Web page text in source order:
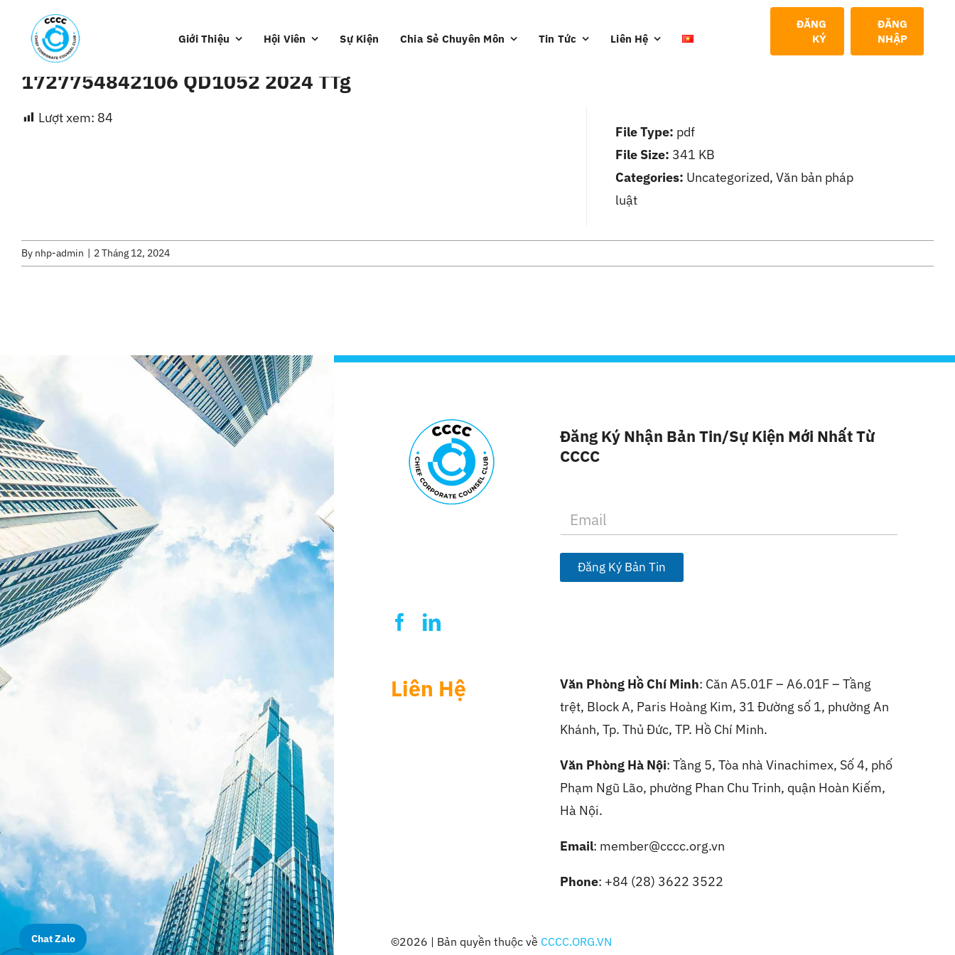
content
Giới Thiệu Hội Viên Sự Kiện Chia Sẻ Chuyên Môn Tin Tức Liên Hệ
ĐĂNG
KÝ
ĐĂNG
NHẬP
1727754842106 QD1052 2024 TTg
Lượt xem: 84
File Type: pdf
File Size: 341 KB
Categories: Uncategorized, Văn bản pháp
luật
By nhp-admin | 2 Tháng 12, 2024
Đăng Ký Nhận Bản Tin/sự Kiện Mới Nhất Từ
CCCC
a
i
*
Đăng Ký Bản Tin
Liên Hệ Văn Phòng Hồ Chí Minh: Căn A5.01F – A6.01F – Tầng
trệt, Block A, Paris Hoàng Kim, 31 Đường số 1, phường An
Khánh, Tp. Thủ Đức, TP. Hồ Chí Minh.
Văn Phòng Hà Nội:Tầng 5, Tòa nhà Vinachimex, Số 4, phố
Phạm Ngũ Lão, phường Phan Chu Trinh, quận Hoàn Kiếm,
Hà Nội.
Email: member@cccc.org.vn
Phone: +84 (28) 3622 3522
©2026 | Bản quyền thuộc về CCCC.ORG.VN
Chat Zalo